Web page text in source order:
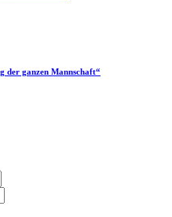
der ganzen Mannschaft“